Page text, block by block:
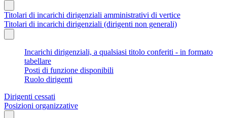
Titolari di incarichi dirigenziali amministrativi di vertice
Titolari di incarichi dirigenziali (dirigenti non generali)
Incarichi dirigenziali, a qualsiasi titolo conferiti - in formato
tabellare
Posti di funzione disponibili
Ruolo dirigenti
Dirigenti cessati
Posizioni organizzative